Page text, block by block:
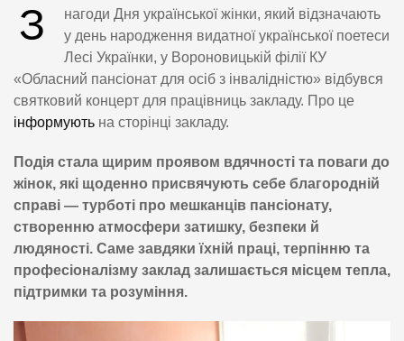
З
нагоди Дня української жінки, який відзначають
у день народження видатної української поетеси
Лесі Українки, у Вороновицькій філії КУ
«Обласний пансіонат для осіб з інвалідністю» відбувся
святковий концерт для працівниць закладу. Про це
інформують на сторінці закладу.
Подія стала щирим проявом вдячності та поваги до
жінок, які щоденно присвячують себе благородній
справі — турботі про мешканців пансіонату,
створенню атмосфери затишку, безпеки й
людяності. Саме завдяки їхній праці, терпінню та
професіоналізму заклад залишається місцем тепла,
підтримки та розуміння.